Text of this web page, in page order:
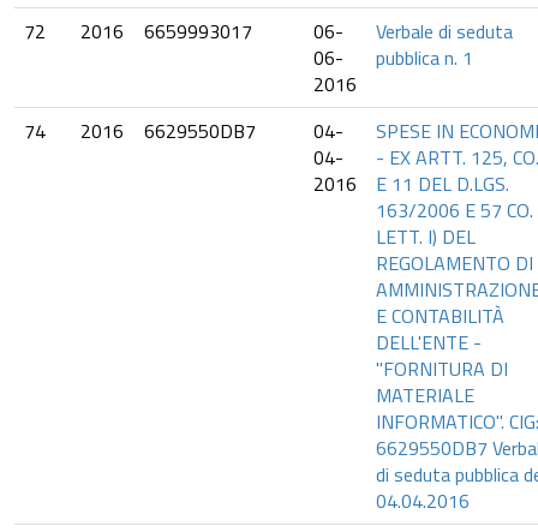
72
2016 6659993017
06-
06-
2016
Verbale di seduta
pubblica n. 1
74 2016 6629550DB7
04-
04-
2016
SPESE IN
- EX ARTT. 125,
E 11 DEL D.LGS.
163/2006 E 57
LETT. I) DEL
REGOLAMENTO DI
E CONTABILITÀ
DELL'ENTE -
"FORNITURA DI
MATERIALE
INFORMATICO". CIG:
6629550DB7
di seduta pubblica
04.04.2016